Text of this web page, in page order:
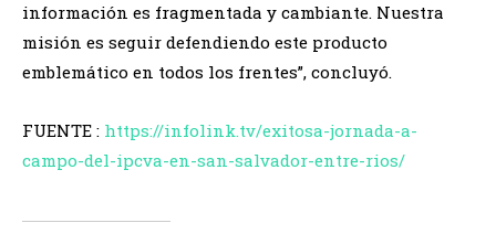
información es fragmentada y cambiante. Nuestra
misión es seguir defendiendo este producto
emblemático en todos los frentes”, concluyó.
FUENTE : https://infolink.tv/exitosa-jornada-a-
campo-del-ipcva-en-san-salvador-entre-rios/